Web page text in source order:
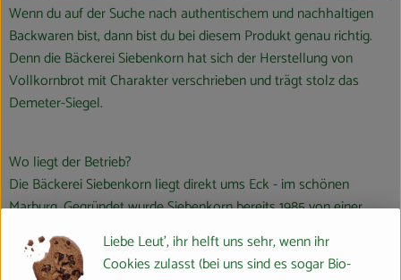
Wenn du auf der Suche nach authentischem und nachhaltigen
Backwaren bist, dann bist du bei diesem Produkt genau richtig.
Denn die Bäckerei Siebenkorn hat sich der Herstellung von
Vollkornbrot mit Charakter verschrieben und trägt stolz das
Demeter-Siegel.
Wo liegt der Betrieb?
Die Bäckerei Siebenkorn liegt direkt ums Eck - im schönen
Marburg. Gegründet wurde Siebenkorn bereits 1985 von einer
Gruppe echter Öko-Idealisten.
Wie ist Siebenkorn zertifiziert?
Liebe Leut', ihr helft uns sehr, wenn ihr
Cookies zulasst (bei uns sind es sogar Bio-